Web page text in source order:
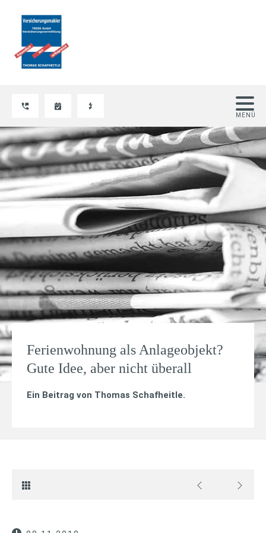
Ferienwohnung als Anlageobjekt?
Gute Idee, aber nicht überall
Ein Beitrag von Thomas Schafheitle.